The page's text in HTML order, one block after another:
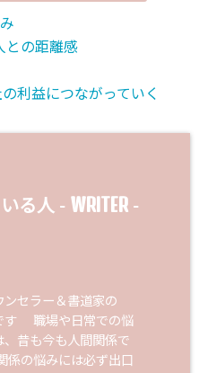
との距離感
利益につながっていく
る人 - WRITER-
ンセラー＆書道家の
す 職場や日常での悩
、昔も今も人間関係で
係の悩みには必ず出口